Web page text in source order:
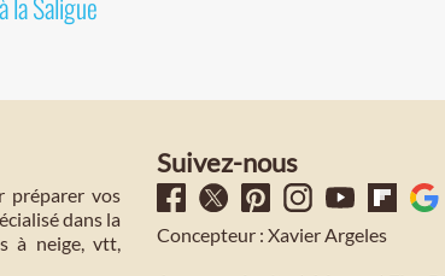
la Saligue
préparer vos
dans la
à neige, vtt,
Suivez-nous
Concepteur : Xavier Argeles